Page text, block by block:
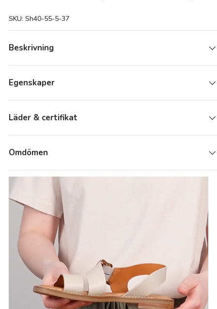
SKU: Sh40-55-5-37
Beskrivning
Egenskaper
Läder & certifikat
Omdömen